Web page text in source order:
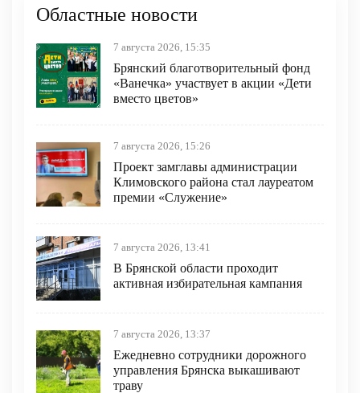
Областные новости
7 августа 2026, 15:35
Брянский благотворительный фонд
«Ванечка» участвует в акции «Дети
вместо цветов»
7 августа 2026, 15:26
Проект замглавы администрации
Климовского района стал лауреатом
премии «Служение»
7 августа 2026, 13:41
В Брянской области проходит
активная избирательная кампания
7 августа 2026, 13:37
Ежедневно сотрудники дорожного
управления Брянска выкашивают
траву